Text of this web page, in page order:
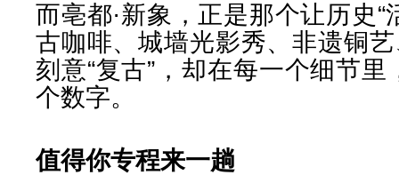
而亳都·新象，正是那个让历史“
古咖啡、城墙光影秀、非遗铜
刻意“复古”，却在每一个细节
个数字。
值得你专程来一趟